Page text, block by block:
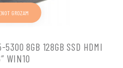
8GB 128GB SSD HDMI
WIN10
GROZAM